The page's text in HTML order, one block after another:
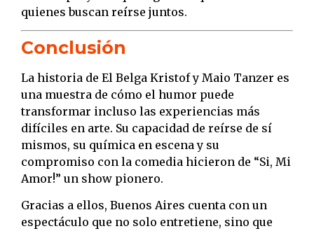
quienes buscan reírse juntos.
Conclusión
La historia de El Belga Kristof y Maio Tanzer es
una muestra de cómo el humor puede
transformar incluso las experiencias más
difíciles en arte. Su capacidad de reírse de sí
mismos, su química en escena y su
compromiso con la comedia hicieron de “Si, Mi
Amor!” un show pionero.
Gracias a ellos, Buenos Aires cuenta con un
espectáculo que no solo entretiene, sino que